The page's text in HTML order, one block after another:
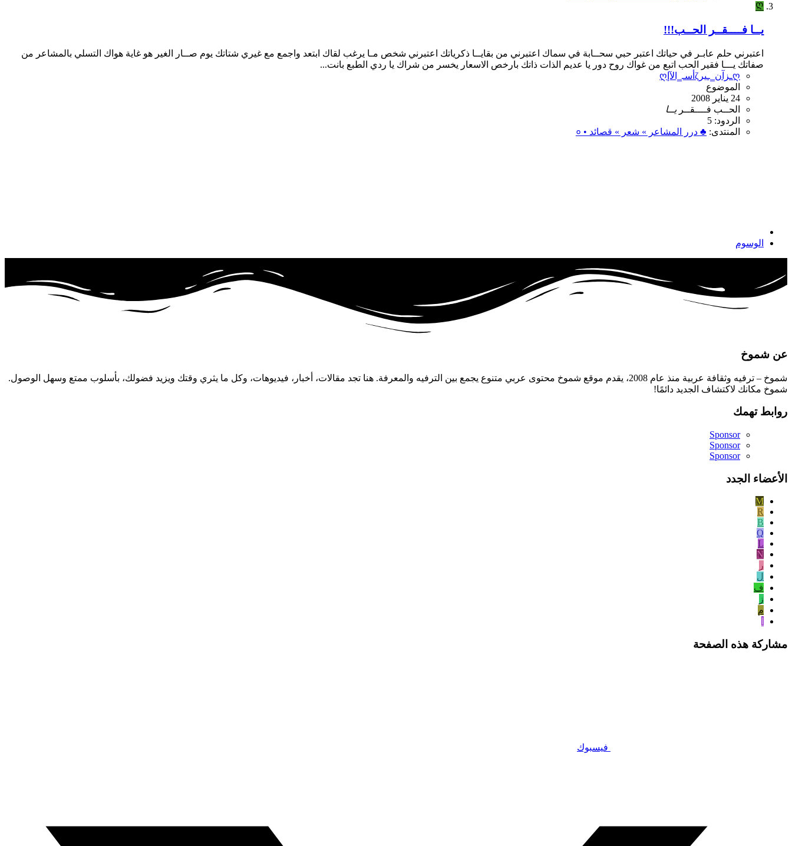
Ღ
يــا فــــقــر الحــب!!!
اعتبرني حلم عابـر في حياتك اعتبر حبي سحــابة في سماك اعتبرني من بقايــا ذكرياتك اعتبرني شخص مـا يرغب لقاك ابتعد واجمع مع غيري شتاتك يوم صــار الغير هو غاية هواك التسلي بالمشاعر من
صفاتك يـــا فقير الحب اتبع من غواك روح دور يا عديم الذات ذاتك بارخص الاسعار يخسر من شراك يا ردي الطبع بانت...
ღأسـ‗الآإζـزآن‗ـيرღ
الموضوع
24 يناير 2008
الحــب فــــقــريــا
الردود: 5
المنتدى: ♣ درر المشاعر » شعر » قصائد • ०
الوسوم
عن شموخ
شموخ – ترفيه وثقافة عربية منذ عام 2008، يقدم موقع شموخ محتوى عربي متنوع يجمع بين الترفيه والمعرفة. هنا تجد مقالات، أخبار، فيديوهات، وكل ما يثري وقتك ويزيد فضولك، بأسلوب ممتع وسهل الوصول.
شموخ مكانك لاكتشاف الجديد دائمًا!
روابط تهمك
Sponsor
Sponsor
Sponsor
الأعضاء الجدد
M
R
B
Q
L
N
ر
ل
ف
ز
م
مشاركة هذه الصفحة
فيسبوك